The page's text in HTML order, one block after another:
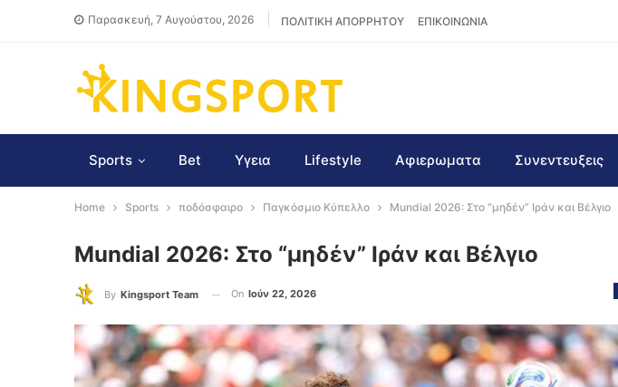
Παρασκευή, 7 Αυγούστου, 2026 ΠΟΛΙΤΙΚΗ ΑΠΟΡΡΗΤΟΥ ΕΠΙΚΟΙΝΩΝΙΑ
Sports Bet Υγεια Lifestyle Αφιερωματα Συνεντευξεις
Home Sports ποδόσφαιρο Παγκόσμιο Κύπελλο Mundial 2026: Στο “μηδέν” Ιράν και Βέλγιο
Mundial 2026: Στο “μηδέν” Ιράν και Βέλγιο
By Kingsport Team On Ιούν 22, 2026